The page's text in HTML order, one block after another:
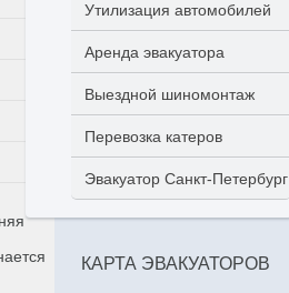
Утилизация автомобилей
Аренда эвакуатора
Выездной шиномонтаж
Перевозка катеров
Эвакуатор Санкт-Петербург
КАРТА ЭВАКУАТОРОВ